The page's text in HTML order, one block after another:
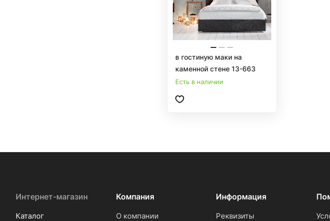
в гостиную маки на
каменной стене 13-663
Есть в наличии
Интернет-магазин
Каталог
Компания
О компании
Информация
Реквизиты